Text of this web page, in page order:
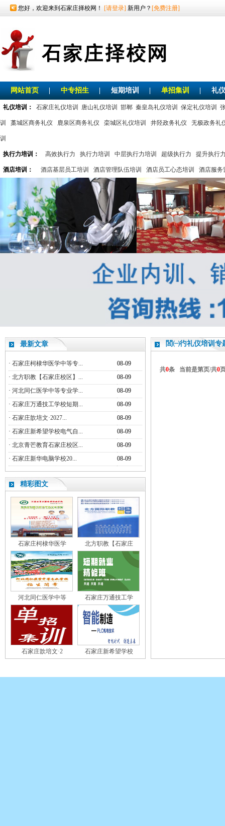
您好，欢迎来到石家庄择校网！ [请登录] 新用户？ [免费注册]
网站首页 中专招生 短期培训 单招集训 礼
礼仪培训： 石家庄礼仪培训 唐山礼仪培训 邯郸 秦皇岛礼仪培训 保定礼仪培训
训 藁城区商务礼仪 鹿泉区商务礼仪 栾城区礼仪培训 井陉政务礼仪 无极政务礼
训
执行力培训： 高效执行力 执行力培训 中层执行力培训 超级执行力 提升执行
酒店培训： 酒店基层员工培训 酒店管理队伍培训 酒店员工心态培训 酒店服务
最新文章
· 石家庄柯棣华医学中等专...
08-09
· 北方职教【石家庄校区】...
08-09
· 河北同仁医学中等专业学...
08-09
· 石家庄万通技工学校短期...
08-09
· 石家庄歆培文·2027...
08-09
· 石家庄新希望学校电气自...
08-09
· 北京青芒教育石家庄校区...
08-09
· 石家庄新华电脑学校20... 08-09
精彩图文
石家庄柯棣华医学 北方职教【石家庄
河北同仁医学中等 石家庄万通技工学
石家庄歆培文·2 石家庄新希望学校
閭㈠彴礼仪培训专
共0条 当前是第页/共0